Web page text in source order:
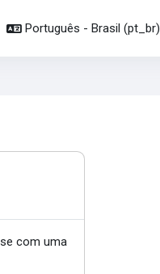
entrada de pesquisa
Português - Brasil ‎(pt_br)‎
com uma